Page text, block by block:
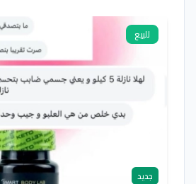
للبيع
جديد